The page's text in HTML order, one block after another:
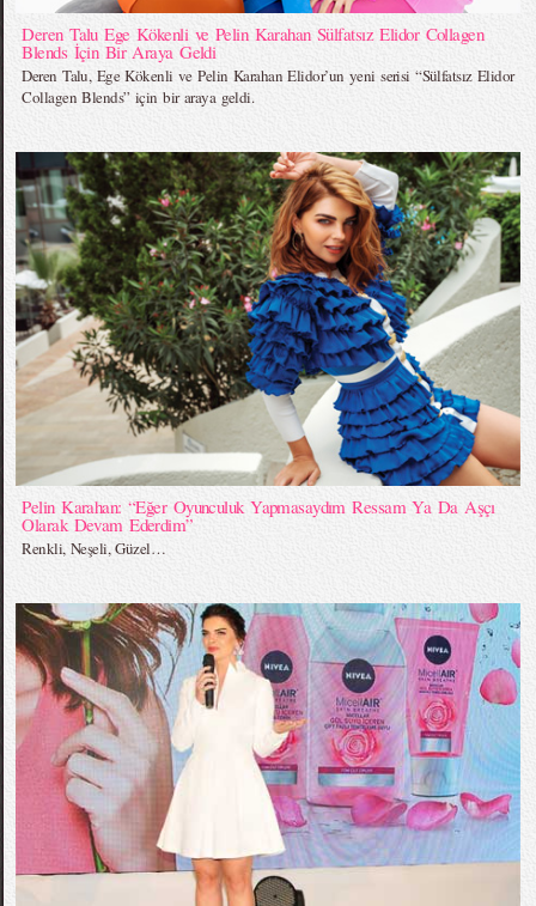
Deren Talu Ege Kökenli ve Pelin Karahan Sülfatsız Elidor Collagen
Blends İçin Bir Araya Geldi
Deren Talu, Ege Kökenli ve Pelin Karahan Elidor’un yeni serisi “Sülfatsız Elidor
Collagen Blends” için bir araya geldi.
Pelin Karahan: “Eğer Oyunculuk Yapmasaydım Ressam Ya Da Aşçı
Olarak Devam Ederdim”
Renkli, Neşeli, Güzel…